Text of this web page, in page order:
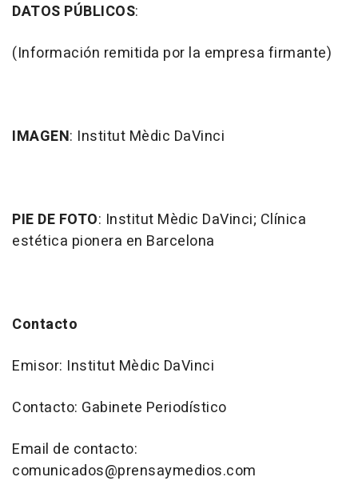
DATOS PÚBLICOS:
(Información remitida por la empresa firmante)
IMAGEN: Institut Mèdic DaVinci
PIE DE FOTO: Institut Mèdic DaVinci; Clínica
estética pionera en Barcelona
Contacto
Emisor: Institut Mèdic DaVinci
Contacto: Gabinete Periodístico
Email de contacto:
comunicados@prensaymedios.com